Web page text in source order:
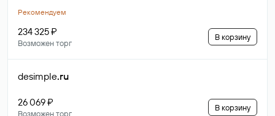
Рекомендуем
234 325 ₽
Возможен торг
В корзину
desimple.ru
26 069 ₽
Возможен торг
В корзину